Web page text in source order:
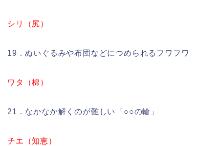
シリ（尻）
19．ぬいぐるみや布団などにつめられるフワフワ
ワタ（棉）
21．なかなか解くのが難しい「○○の輪」
チエ（知恵）